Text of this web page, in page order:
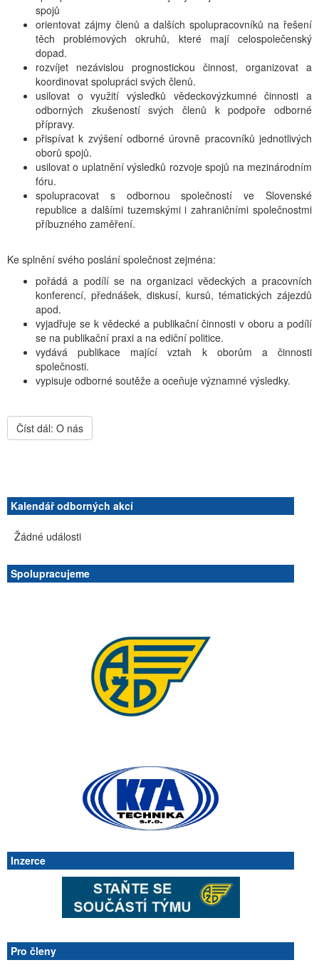
spojů
orientovat zájmy členů a dalších spolupracovníků na řešení
těch problémových okruhů, které mají celospolečenský
dopad.
rozvíjet nezávislou prognostickou činnost, organizovat a
koordinovat spolupráci svých členů.
usilovat o využití výsledků vědeckovýzkumné činnosti a
odborných zkušeností svých členů k podpoře odborné
přípravy.
přispívat k zvýšení odborné úrovně pracovníků jednotlivých
oborů spojů.
usilovat o uplatnění výsledků rozvoje spojů na mezinárodním
fóru.
spolupracovat s odbornou společností ve Slovenské
republice a dalšími tuzemskými i zahraničními společnostmi
příbuzného zaměření.
Ke splnění svého poslání společnost zejména:
pořádá a podílí se na organizaci vědeckých a pracovních
konferencí, přednášek, diskusí, kursů, tématických zájezdů
apod.
vyjadřuje se k vědecké a publikační činnosti v oboru a podílí
se na publikační praxi a na ediční politice.
vydává publikace mající vztah k oborům a činnosti
společnosti.
vypisuje odborné soutěže a oceňuje významné výsledky.
Číst dál: O nás
Kalendář odborných akcí
Žádné události
Spolupracujeme
Inzerce
Pro členy